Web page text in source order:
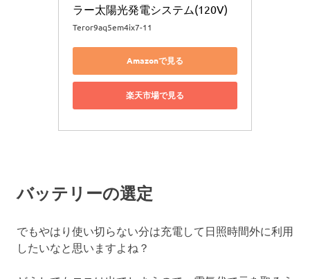
ラー太陽光発電システム(120V)
Teror9aq5em4ix7-11
Amazonで見る
楽天市場で見る
バッテリーの選定
でもやはり使い切らない分は充電して日照時間外に利用
したいなと思いますよね？